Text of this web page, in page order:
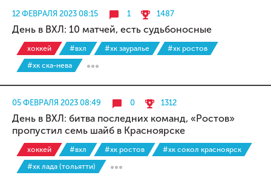
12 ФЕВРАЛЯ 2023 08:15 1 1487
День в ВХЛ: 10 матчей, есть судьбоносные
хоккей #вхл #хк зауралье
#хк ростов
#хк ска-нева
05 ФЕВРАЛЯ 2023 08:49 0 1312
День в ВХЛ: битва последних команд, «Ростов»
пропустил семь шайб в Красноярске
хоккей #вхл #хк ростов
#хк сокол красноярск
#хк лада (тольятти)